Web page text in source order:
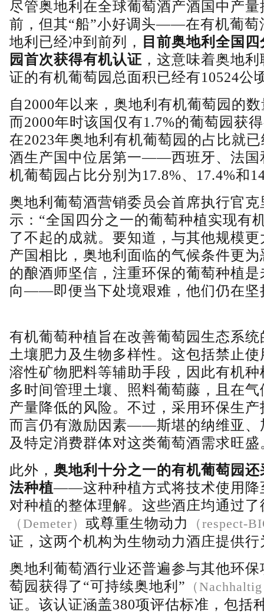
尽管奥地利在全球葡萄酒产酒国中产
前，但其“船”小好调头——在有机葡萄
地利已经冲到前列，
目前奥地利全国
园首次获得有机认证 ，这意味着奥地
证的有机葡萄园总面积已经有10524公
自2000年以来，奥地利有机葡萄园的
而2000年时该国仅有1.7%的葡萄园获
在2023年奥地利有机葡萄园的占比就
酒生产国中位居第一——西班牙、法国
机葡萄园占比分别为17.8%、17.4%和
奥地利葡萄酒营销委员会首席执行官克
示：“全国四分之一的葡萄种植实现有
了不起的成就。要知道，与其他规模
产国相比，奥地利面临的气候条件更
的酿酒师坚信，注重环保的葡萄种植
向——即便当下处境艰难，他们仍在坚
有机葡萄种植旨在改善葡萄园生态系
土壤肥力及生物多样性。这包括禁止
溶性矿物肥料等辅助手段，因此有机
多时间管理土壤、照料葡萄藤，且在
产量降低的风险。不过，采用环保生
而言仍有激励因素——斯堪的纳维亚、
及特定消费群体对这类葡萄酒需求旺盛
此外， 奥地利十分之一的有机葡萄园
法种植——这种种植方式将技术使用降
对种植的整体理解。这些酒庄均通过了
（Demeter） 或尊重生物动力 （respect-
证，这两个机构为生物动力酒庄提供行
奥地利葡萄酒行业还普遍参与其他环保
萄园获得了“可持续奥地利” （
证。该认证涵盖380项评估标准，包括